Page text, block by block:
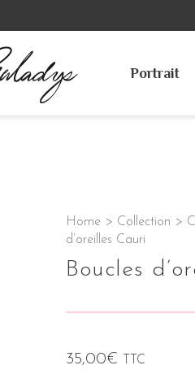
Portrait
Home > Collection >
d’oreilles Cauri
Boucles
35,00€ TTC